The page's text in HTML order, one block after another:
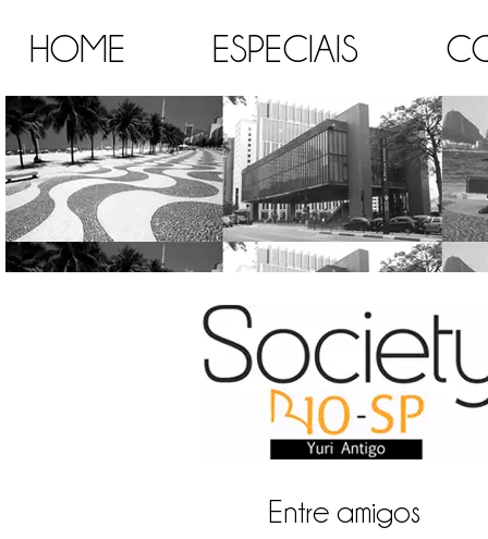
HOME ESPECIAIS
Entre amigos